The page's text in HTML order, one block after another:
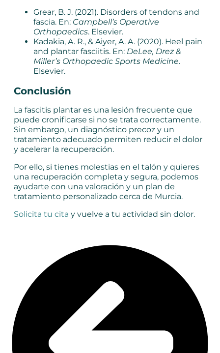
Grear, B. J. (2021). Disorders of tendons and
fascia. En: Campbell’s Operative
Orthopaedics. Elsevier.
Kadakia, A. R., & Aiyer, A. A. (2020). Heel pain
and plantar fasciitis. En: DeLee, Drez &
Miller’s Orthopaedic Sports Medicine.
Elsevier.
Conclusión
La fascitis plantar es una lesión frecuente que
puede cronificarse si no se trata correctamente.
Sin embargo, un diagnóstico precoz y un
tratamiento adecuado permiten reducir el dolor
y acelerar la recuperación.
Por ello, si tienes molestias en el talón y quieres
una recuperación completa y segura, podemos
ayudarte con una valoración y un plan de
tratamiento personalizado cerca de Murcia.
Solicita tu cita y vuelve a tu actividad sin dolor.